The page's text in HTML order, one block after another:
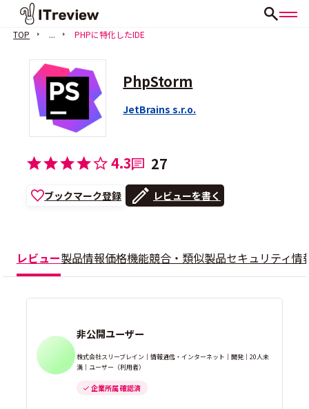
TOP ... PHPに特化したIDE
PhpStorm
JetBrains s.r.o.
4.3 27
ブックマーク登録 レビューを書く
レビュー製品情報価格機能競合・類似製品セキュリティ情
非公開ユーザー
株式会社スリーブレイン｜情報通信・インターネット｜開発｜20人未
満｜ユーザー（利用者）
企業所属 確認済